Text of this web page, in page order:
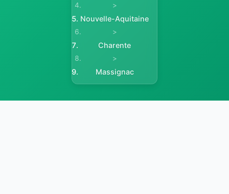
>
Nouvelle-Aquitaine
>
Charente
>
Massignac